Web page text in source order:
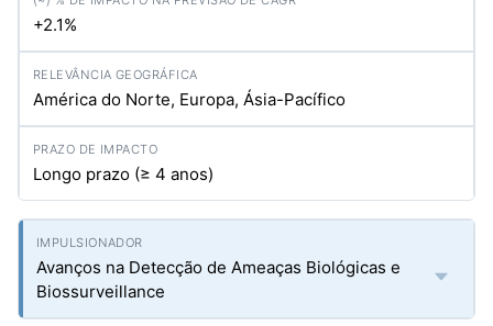
+2.1%
América do Norte, Europa, Ásia-Pacífico
Longo prazo (≥ 4 anos)
Avanços na Detecção de Ameaças Biológicas e
Biossurveillance